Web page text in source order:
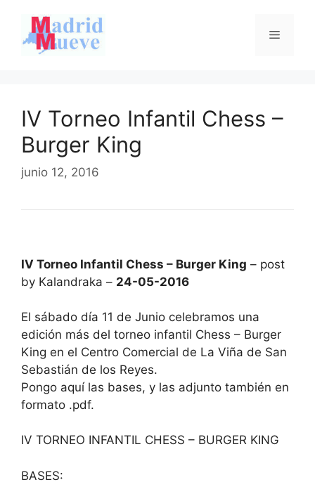
contenido
Menú
IV Torneo Infantil Chess –
Burger King
junio 12, 2016
IV Torneo Infantil Chess – Burger King – post
by Kalandraka – 24-05-2016
El sábado día 11 de Junio celebramos una
edición más del torneo infantil Chess – Burger
King en el Centro Comercial de La Viña de San
Sebastián de los Reyes.
Pongo aquí las bases, y las adjunto también en
formato .pdf.
IV TORNEO INFANTIL CHESS – BURGER KING
BASES: